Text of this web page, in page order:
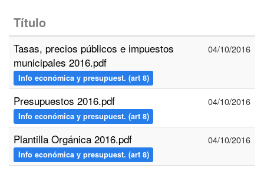
Título
Tasas, precios públicos e impuestos
municipales 2016.pdf
Info económica y presupuest. (art 8)
04/10/2016
Presupuestos 2016.pdf
Info económica y presupuest. (art 8)
04/10/2016
Plantilla Orgánica 2016.pdf
Info económica y presupuest. (art 8)
04/10/2016